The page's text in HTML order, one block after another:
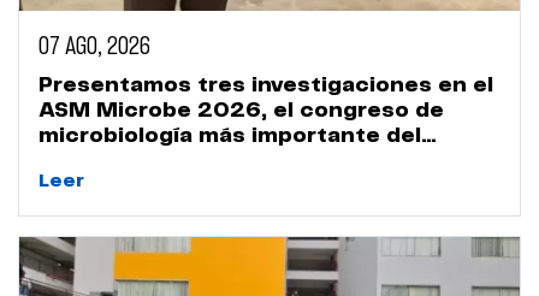
07 AGO, 2026
Presentamos tres investigaciones en el
ASM Microbe 2026, el congreso de
microbiología más importante del
Leer